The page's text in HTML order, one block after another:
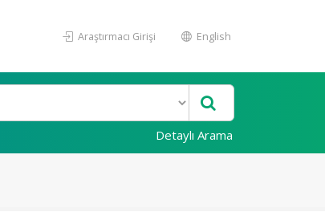
Araştırmacı Girişi English
Detaylı Arama